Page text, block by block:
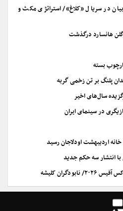
در سریال «کلاغ»/ استراتژی مکث و
هانسارد درگذشت
بسته
پلنگ بر تن زخمی گربه
در سینمای ایران
اردیبهشت اودلاجان رسید
انتشار سه حکم جدید
کلیشه